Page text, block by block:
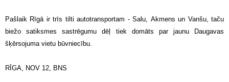
Pašlaik Rīgā ir trīs tilti autotransportam - Salu, Akmens un Vanšu, taču
biežo satiksmes sastrēgumu dēļ tiek domāts par jaunu Daugavas
šķērsojuma vietu būvniecību.
RĪGA, NOV 12, BNS